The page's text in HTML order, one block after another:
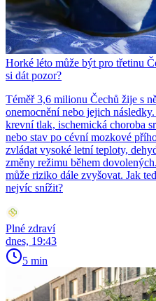
Horké léto může být pro třetinu
si dát pozor?
Téměř 3,6 milionu Čechů žije s
onemocnění nebo jejich
krevní tlak, ischemická choroba
nebo stav po cévní mozkové
zvládat vysoké letní teploty,
změny režimu během
může riziko dále zvyšovat. Jak
nejvíc snížit?
Plné zdraví
dnes, 19:43
5 min